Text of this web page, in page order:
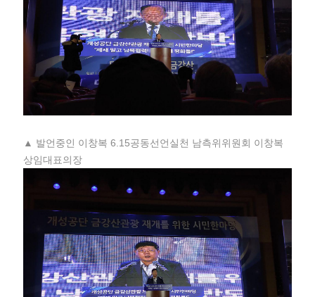
▲ 발언중인 이창복 6.15공동선언실천 남측위위원회 이창복
상임대표의장